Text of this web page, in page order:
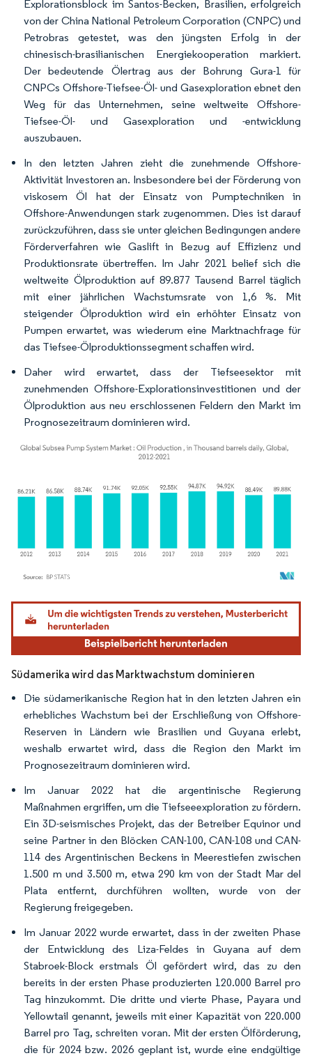
Explorationsblock im Santos-Becken, Brasilien, erfolgreich
von der China National Petroleum Corporation (CNPC) und
Petrobras getestet, was den jüngsten Erfolg in der
chinesisch-brasilianischen Energiekooperation markiert.
Der bedeutende Ölertrag aus der Bohrung Gura-1 für
CNPCs Offshore-Tiefsee-Öl- und Gasexploration ebnet den
Weg für das Unternehmen, seine weltweite Offshore-
Tiefsee-Öl- und Gasexploration und -entwicklung
auszubauen.
In den letzten Jahren zieht die zunehmende Offshore-
Aktivität Investoren an. Insbesondere bei der Förderung von
viskosem Öl hat der Einsatz von Pumptechniken in
Offshore-Anwendungen stark zugenommen. Dies ist darauf
zurückzuführen, dass sie unter gleichen Bedingungen andere
Förderverfahren wie Gaslift in Bezug auf Effizienz und
Produktionsrate übertreffen. Im Jahr 2021 belief sich die
weltweite Ölproduktion auf 89.877 Tausend Barrel täglich
mit einer jährlichen Wachstumsrate von 1,6 %. Mit
steigender Ölproduktion wird ein erhöhter Einsatz von
Pumpen erwartet, was wiederum eine Marktnachfrage für
das Tiefsee-Ölproduktionssegment schaffen wird.
Daher wird erwartet, dass der Tiefseesektor mit
zunehmenden Offshore-Explorationsinvestitionen und der
Ölproduktion aus neu erschlossenen Feldern den Markt im
Prognosezeitraum dominieren wird.
Bild © Mordor Intelligence. Wiederverwendung erfordert Namensnennung gemäß
Südamerika wird das Marktwachstum dominieren
Die südamerikanische Region hat in den letzten Jahren ein
erhebliches Wachstum bei der Erschließung von Offshore-
Reserven in Ländern wie Brasilien und Guyana erlebt,
weshalb erwartet wird, dass die Region den Markt im
Prognosezeitraum dominieren wird.
Im Januar 2022 hat die argentinische Regierung
Maßnahmen ergriffen, um die Tiefseeexploration zu fördern.
Ein 3D-seismisches Projekt, das der Betreiber Equinor und
seine Partner in den Blöcken CAN-100, CAN-108 und CAN-
114 des Argentinischen Beckens in Meerestiefen zwischen
1.500 m und 3.500 m, etwa 290 km von der Stadt Mar del
Plata entfernt, durchführen wollten, wurde von der
Regierung freigegeben.
Im Januar 2022 wurde erwartet, dass in der zweiten Phase
der Entwicklung des Liza-Feldes in Guyana auf dem
Stabroek-Block erstmals Öl gefördert wird, das zu den
bereits in der ersten Phase produzierten 120.000 Barrel pro
Tag hinzukommt. Die dritte und vierte Phase, Payara und
Yellowtail genannt, jeweils mit einer Kapazität von 220.000
Barrel pro Tag, schreiten voran. Mit der ersten Ölförderung,
die für 2024 bzw. 2026 geplant ist, wurde eine endgültige